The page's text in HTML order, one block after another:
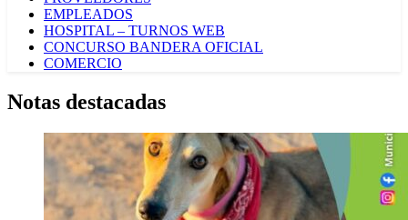
EMPLEADOS
HOSPITAL – TURNOS WEB
CONCURSO BANDERA OFICIAL
COMERCIO
Notas destacadas